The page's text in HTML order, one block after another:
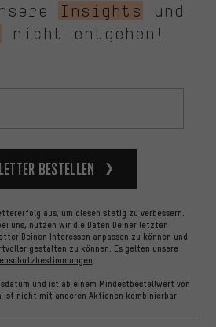
Insights
und
nicht entgehen!
bestellen
aus, um diesen stetig zu verbessern.
uns, nutzen wir die Daten Deiner letzten
Deinen Interessen anpassen zu können und
gestalten zu können. Es gelten unsere
.
und ist ab einem Mindestbestellwert von
ist nicht mit anderen Aktionen kombinierbar.